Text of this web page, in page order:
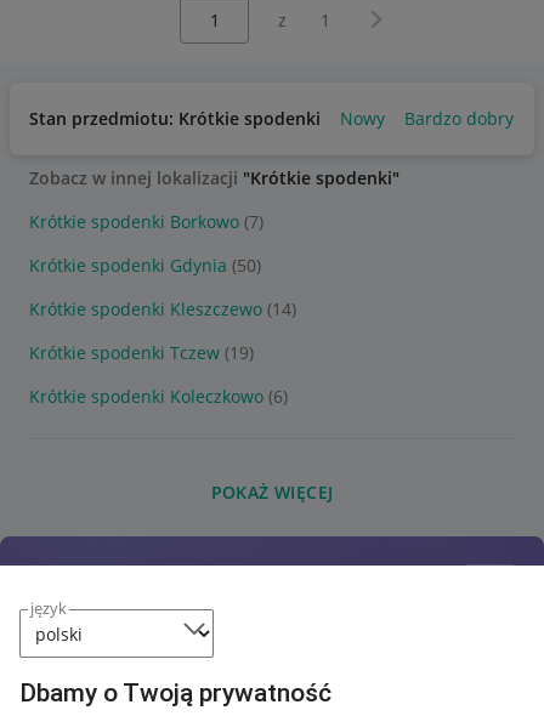
język
Dbamy o Twoją prywatność
z 1 Następna strona
Stan przedmiotu: Krótkie spodenki Nowy Bardzo dobry
Zobacz w innej lokalizacji "Krótkie spodenki"
Krótkie spodenki Borkowo (7)
Krótkie spodenki Gdynia (50)
Krótkie spodenki Kleszczewo (14)
Krótkie spodenki Tczew (19)
Krótkie spodenki Koleczkowo (6)
POKAŻ WIĘCEJ